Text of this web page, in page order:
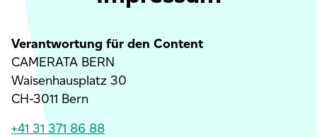
Verantwortung für den Content
CAMERATA BERN
Waisenhausplatz 30
CH-3011 Bern
+41 31 371 86 88